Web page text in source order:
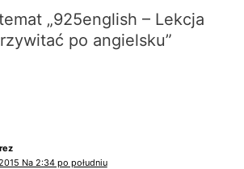
„925english – Lekcja
po angielsku”
Na 2:34 po południu